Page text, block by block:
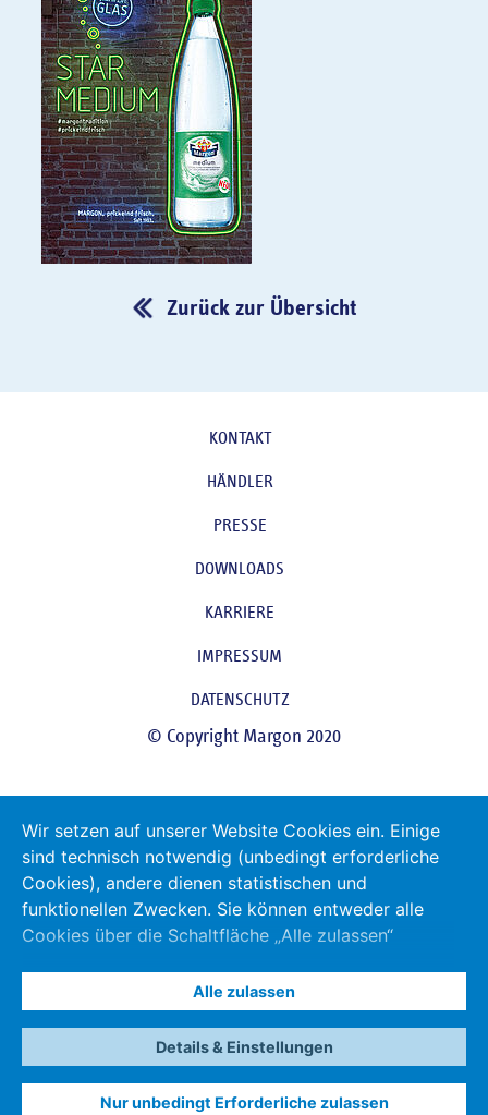
Zurück zur Übersicht
KONTAKT
HÄNDLER
PRESSE
DOWNLOADS
KARRIERE
IMPRESSUM
DATENSCHUTZ
© Copyright Margon 2020
Wir setzen auf unserer Website Cookies ein. Einige
sind technisch notwendig (unbedingt erforderliche
Cookies), andere dienen statistischen und
funktionellen Zwecken. Sie können entweder alle
Cookies über die Schaltfläche „Alle zulassen“
eine Auswahl treffen. Durch das Klicken auf die
Schaltfläche „Nur unbedingt Erforderliche zulassen“
werden nur unbedingt Erforderliche Cookies
gesetzt. Ändern können Sie Ihre Einstellungen
jederzeit auch nachträglich über das mitlaufende
Alle zulassen
Details & Einstellungen
Nur unbedingt Erforderliche zulassen